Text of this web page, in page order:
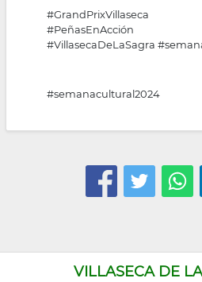
VILLASECA DE
#GrandPrixVillaseca
#VillasecaDeLaSagra
#semanacultural2024